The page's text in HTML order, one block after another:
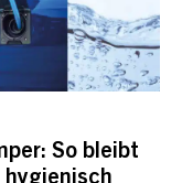
So bleibt